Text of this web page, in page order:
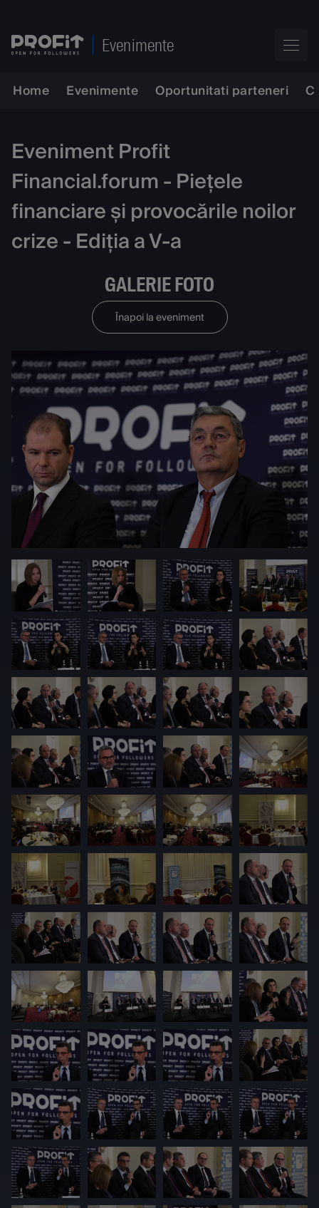
Evenimente
Home Evenimente Oportunitati parteneri
Eveniment Profit
Financial.forum - Piețele
financiare și provocările noilor
crize - Ediția a V-a
GALERIE FOTO
Înapoi la eveniment